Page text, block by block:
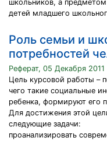
школьников, а
детей младшего
Роль семьи и
потребностей
Реферат, 05 Декабря 2011
Цель курсовой работы –
чего такие социальные
ребенка, формируют его
Для достижения этой
следующие задачи:
проанализировать